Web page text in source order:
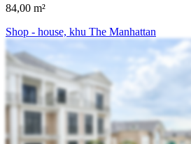
84,00 m²
Shop - house, khu The Manhattan